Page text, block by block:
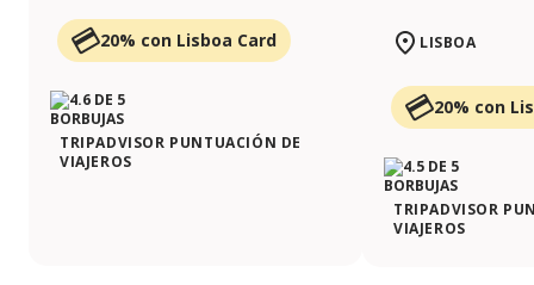
20% con Lisboa Card
TRIPADVISOR PUNTUACIÓN DE
VIAJEROS
LISBOA
20% con
TRIPADVISOR
VIAJEROS